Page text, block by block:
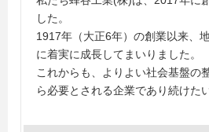
した。
1917年（大正6年）の創業以来、
に着実に成長してまいりました。
これからも、よりよい社会基盤の
ら必要とされる企業であり続けた